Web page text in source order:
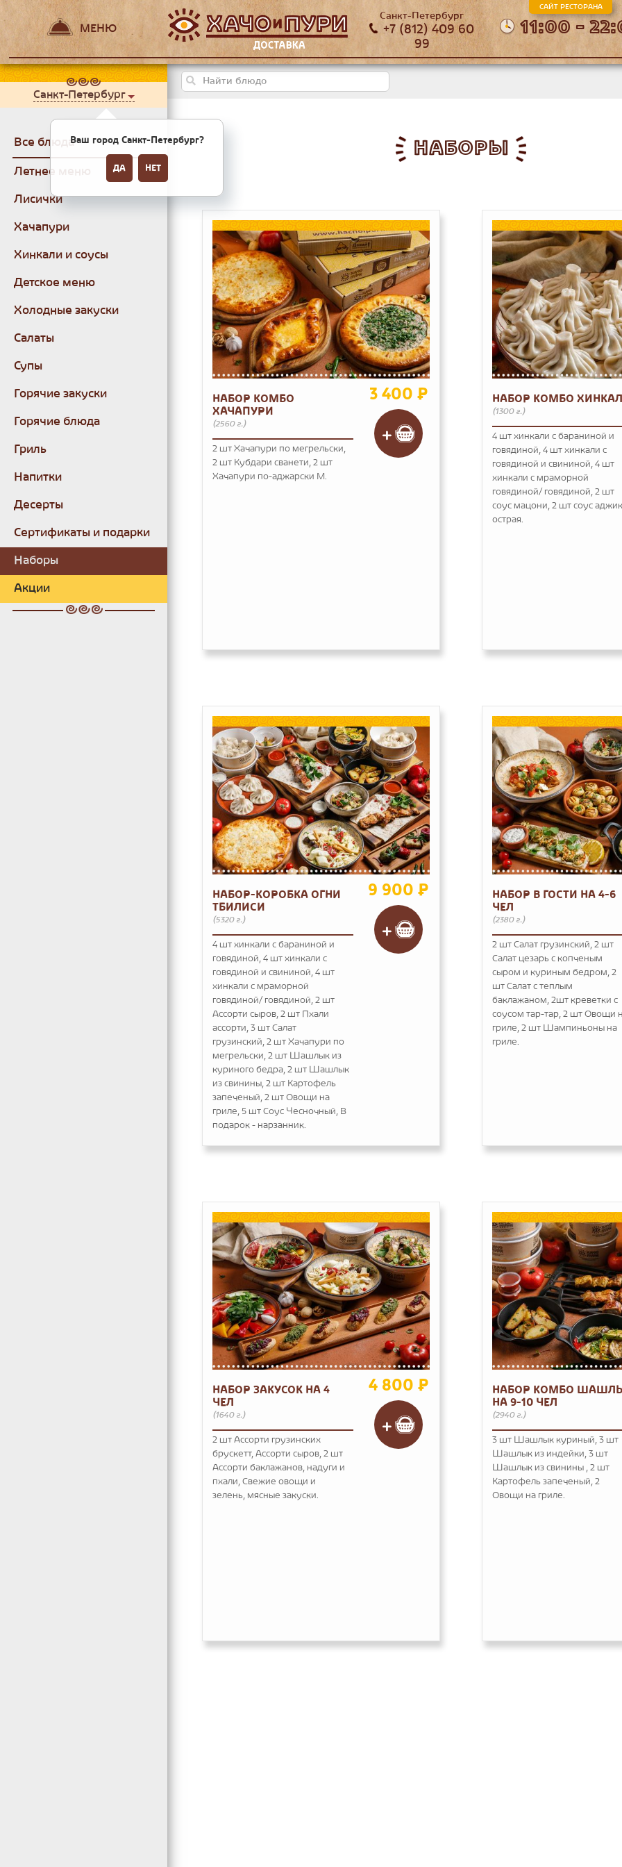
МЕНЮ
Санкт-Петербург
+7 (812) 409 60
99
САЙТ РЕСТОРАНА
11:00 -
Санкт-Петербург
Ваш город Санкт-Петербург?
ДА НЕТ
Все блюда
Летнее меню
Лисички
Хачапури
Хинкали и соусы
Детское меню
Холодные закуски
Салаты
Супы
Горячие закуски
Горячие блюда
Гриль
Напитки
Десерты
Сертификаты и подарки
Наборы
Акции
НАБОРЫ
НАБОР КОМБО
ХАЧАПУРИ
(2560 г.)
2 шт Хачапури по мегрельски,
2 шт Кубдари сванети, 2 шт
Хачапури по-аджарски M.
3 400 ₽ НАБОР КОМБО
(1300 г.)
4 шт хинкали с бараниной и
говядиной, 4 шт хинкали с
говядиной и свининой, 4 шт
хинкали с мраморной
говядиной/ говядиной, 2 шт
соус мацони, 2 шт соус
острая.
НАБОР-КОРОБКА ОГНИ
ТБИЛИСИ
(5320 г.)
4 шт хинкали с бараниной и
говядиной, 4 шт хинкали с
говядиной и свининой, 4 шт
хинкали с мраморной
говядиной/ говядиной, 2 шт
Ассорти сыров, 2 шт Пхали
ассорти, 3 шт Салат
грузинский, 2 шт Хачапури по
мегрельски, 2 шт Шашлык из
куриного бедра, 2 шт Шашлык
из свинины, 2 шт Картофель
запеченый, 2 шт Овощи на
гриле, 5 шт Соус Чесночный, В
подарок - нарзанник.
9 900 ₽
НАБОР В ГОСТИ НА 4-6
ЧЕЛ
(2380 г.)
2 шт Салат грузинский, 2 шт
Салат цезарь с копченым
сыром и куриным бедром, 2
шт Салат с теплым
баклажаном, 2шт креветки с
соусом тар-тар, 2 шт Овощи
гриле, 2 шт Шампиньоны на
гриле.
НАБОР ЗАКУСОК НА 4
ЧЕЛ
(1640 г.)
2 шт Ассорти грузинских
брускетт, Ассорти сыров, 2 шт
Ассорти баклажанов, надуги и
пхали, Свежие овощи и
зелень, мясные закуски.
4 800 ₽
НАБОР КОМБО
НА 9-10 ЧЕЛ
(2940 г.)
3 шт Шашлык куриный, 3 шт
Шашлык из индейки, 3 шт
Шашлык из свинины , 2 шт
Картофель запеченый, 2
Овощи на гриле.